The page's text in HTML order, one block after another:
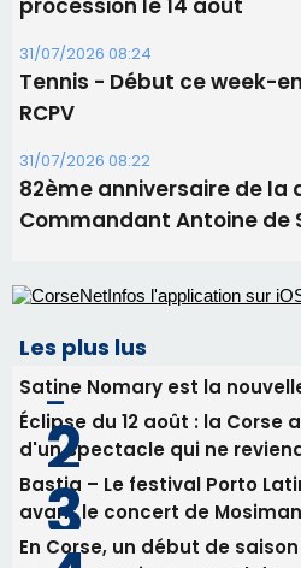
06/08/2026 15:25
Corte – L’association A
projection sous les étoiles
06/08/2026 15:04
Alata - Soirée Tango
Benedetto
05/08/2026 09:53
procession le 14 août
31/07/2026 08:24
Tennis - Début ce week-
RCPV
31/07/2026 08:22
82ème anniversaire de la
Commandant Antoine de